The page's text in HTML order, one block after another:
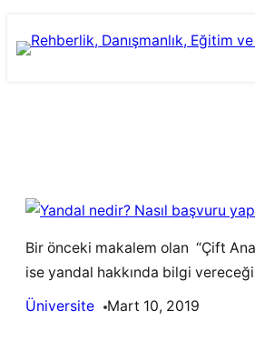
to
Bir önceki makalem olan “Çift
ise yandal hakkında bilgi
Üniversite
Mart 10, 2019